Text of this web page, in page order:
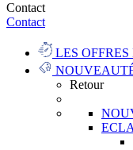
Contact
Contact
LES
Retour